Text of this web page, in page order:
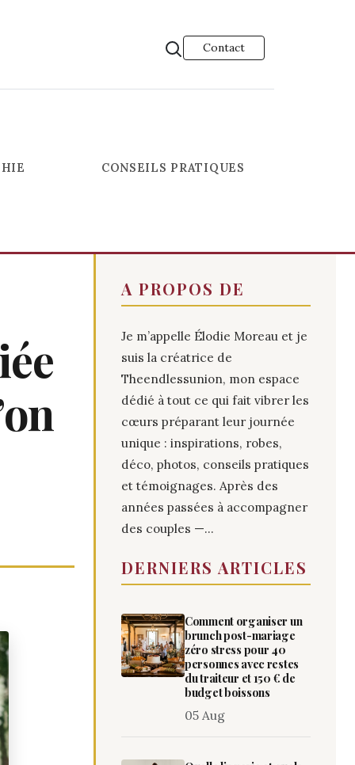
Contact
CONSEILS PRATIQUES
A PROPOS DE
Je m’appelle Élodie Moreau et je
suis la créatrice de
Theendlessunion, mon espace
dédié à tout ce qui fait vibrer les
cœurs préparant leur journée
unique : inspirations, robes,
déco, photos, conseils pratiques
et témoignages. Après des
années passées à accompagner
des couples —...
DERNIERS ARTICLES
Comment organiser un
brunch post-mariage
zéro stress pour 40
personnes avec restes
du traiteur et 150 € de
budget boissons
05 Aug